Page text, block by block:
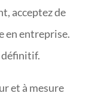
acceptez de
en entreprise.
définitif.
et à mesure